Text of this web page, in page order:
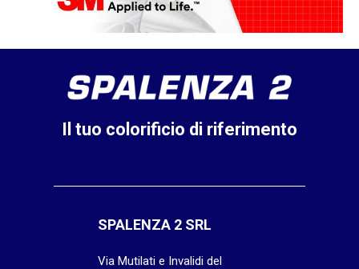
Il tuo colorificio di riferimento
SPALENZA 2 SRL
Via Mutilati e Invalidi del